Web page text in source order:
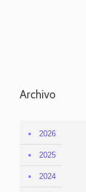
Archivo
2026
2025
2024